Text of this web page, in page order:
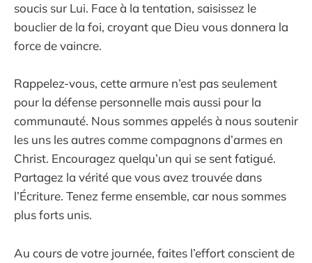
soucis sur Lui. Face à la tentation, saisissez le
bouclier de la foi, croyant que Dieu vous donnera la
force de vaincre.
Rappelez-vous, cette armure n’est pas seulement
pour la défense personnelle mais aussi pour la
communauté. Nous sommes appelés à nous soutenir
les uns les autres comme compagnons d’armes en
Christ. Encouragez quelqu’un qui se sent fatigué.
Partagez la vérité que vous avez trouvée dans
l’Écriture. Tenez ferme ensemble, car nous sommes
plus forts unis.
Au cours de votre journée, faites l’effort conscient de